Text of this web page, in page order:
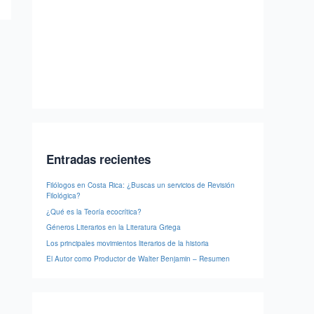
Entradas recientes
Filólogos en Costa Rica: ¿Buscas un servicios de Revisión
Filológica?
¿Qué es la Teoría ecocrítica?
Géneros Literarios en la Literatura Griega
Los principales movimientos literarios de la historia
El Autor como Productor de Walter Benjamin – Resumen